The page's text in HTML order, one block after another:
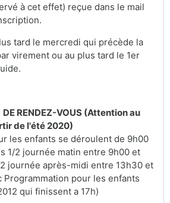
à cet effet) reçue dans le mail
tard le mercredi qui précède la
virement ou au plus tard le 1er
DE RENDEZ-VOUS (Attention au
de l'été 2020)
les enfants se déroulent de 9h00
1/2 journée matin entre 9h00 et
journée après-midi entre 13h30 et
Programmation pour les enfants
qui finissent a 17h)